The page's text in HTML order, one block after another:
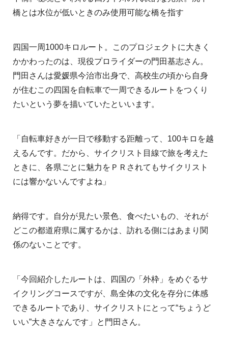
橋とは水位が低いときのみ使用可能な橋を指す
四国一周1000キロルート。このプロジェクトに大きく
かかわったのは、現役プロライダーの門田基志さん。
門田さんは愛媛県今治市出身で、高校生の頃から自身
が住むこの四国を自転車で一周できるルートをつくり
たいという夢を描いていたといいます。
「自転車好きが一日で移動する距離って、100キロを越
えるんです。だから、サイクリスト目線で旅を考えた
ときに、各県ごとに魅力をＰＲされてもサイクリスト
には響かないんですよね」
納得です。自分が見たい景色、食べたいもの、それが
どこの都道府県に属するかは、訪れる側にはあまり関
係のないことです。
「今回紹介したルートは、四国の「外枠」をめぐるサ
イクリングコースですが、島全体の文化を存分に体感
できるルートであり、サイクリストにとって“ちょうど
いい”大きさなんです」と門田さん。